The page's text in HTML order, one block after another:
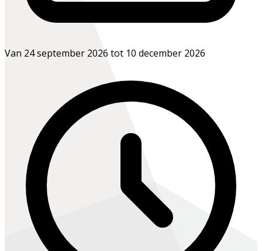
Van 24 september 2026 tot 10 december 2026